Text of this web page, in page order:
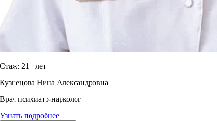
Стаж: 21+ лет
Кузнецова Нина Александровна
Врач психиатр-нарколог
Узнать подробнее